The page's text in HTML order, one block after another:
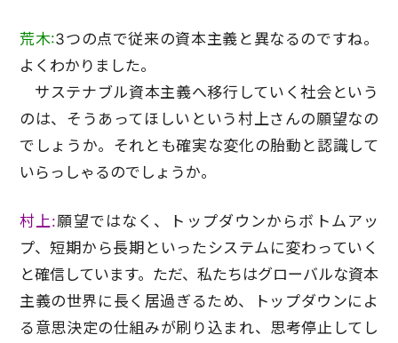
荒木:3つの点で従来の資本主義と異なるのですね。
よくわかりました。
サステナブル資本主義へ移行していく社会という
のは、そうあってほしいという村上さんの願望なの
でしょうか。それとも確実な変化の胎動と認識して
いらっしゃるのでしょうか。
村上:願望ではなく、トップダウンからボトムアッ
プ、短期から長期といったシステムに変わっていく
と確信しています。ただ、私たちはグローバルな資本
主義の世界に長く居過ぎるため、トップダウンによ
る意思決定の仕組みが刷り込まれ、思考停止してし